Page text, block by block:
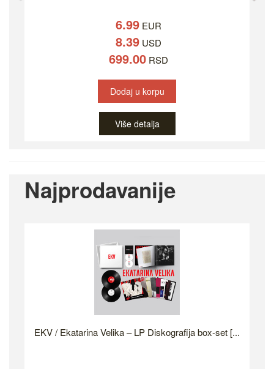
6.99 EUR
8.39 USD
699.00 RSD
Dodaj u korpu
Više detalja
Najprodavanije
EKV / Ekatarina Velika – LP Diskografija box-set [...